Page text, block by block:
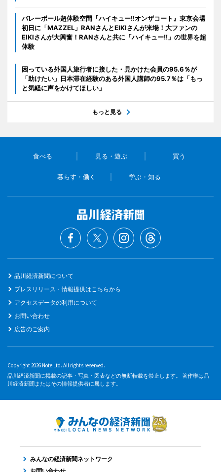
バレーボール超体験空間『ハイキュー!!オンザコート』東京会場
初日に「MAZZEL」RANさんとEIKIさんが来場！大ファンの
EIKIさんが大興奮！RANさんと共に「ハイキュー!!」の世界を超
体験
困っている外国人旅行者に接した・見かけた会員の95.6％が
「助けたい」日本滞在経験のある外国人講師の95.7％は「もっ
と気軽に声をかけてほしい」
もっと見る
食べる 見る・遊ぶ 買う
暮らす・働く 学ぶ・知る
品川経済新聞について
プレスリリース・情報提供はこちらから
アクセスデータの利用について
お問い合わせ
広告のご案内
Copyright 2026 Note Ltd. All rights reserved.
品川経済新聞に掲載の記事・写真・図表などの無断転載を禁止します。 著作権は品
川経済新聞またはその情報提供者に属します。
みんなの経済新聞ネットワーク
お問い合わせ